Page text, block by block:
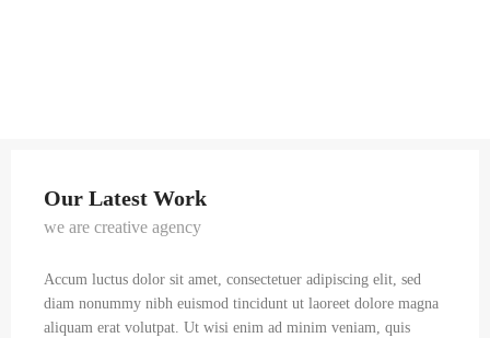
Our Latest Work
we are creative agency
Accum luctus dolor sit amet, consectetuer adipiscing elit, sed
diam nonummy nibh euismod tincidunt ut laoreet dolore magna
aliquam erat volutpat. Ut wisi enim ad minim veniam, quis